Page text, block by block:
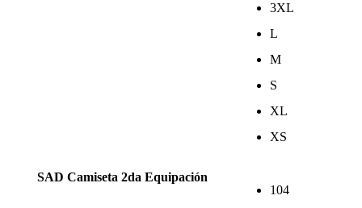
3XL
L
M
S
XL
XS
SAD Camiseta 2da Equipación
104